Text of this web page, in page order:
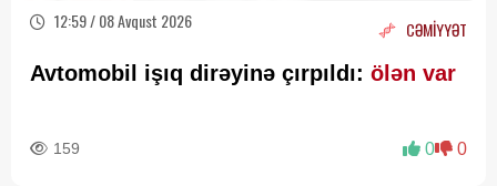
12:59 / 08 Avqust 2026 CƏMİYYƏT
Avtomobil işıq dirəyinə çırpıldı: ölən var
159 0 0